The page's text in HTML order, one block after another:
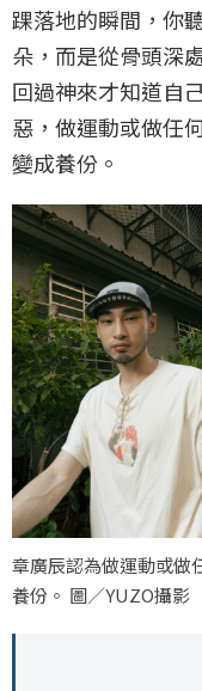
踝落地的瞬間，你
朵，而是從骨頭深
回過神來才知道自
惡，做運動或做任
變成養份。
章廣辰認為做運動或做
養份。 圖／YUZO攝影